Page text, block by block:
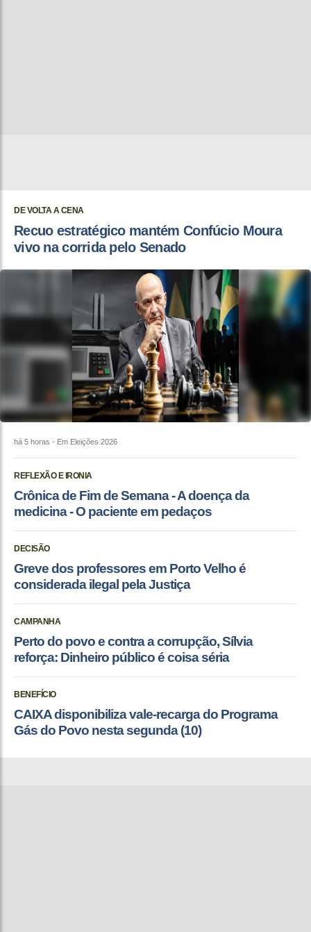
DE VOLTA A CENA
Recuo estratégico mantém Confúcio Moura
vivo na corrida pelo Senado
há 5 horas - Em Eleições 2026
REFLEXÃO E IRONIA
Crônica de Fim de Semana - A doença da
medicina - O paciente em pedaços
DECISÃO
Greve dos professores em Porto Velho é
considerada ilegal pela Justiça
CAMPANHA
Perto do povo e contra a corrupção, Sílvia
reforça: Dinheiro público é coisa séria
BENEFÍCIO
CAIXA disponibiliza vale-recarga do Programa
Gás do Povo nesta segunda (10)